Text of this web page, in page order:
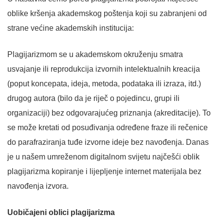
oblike kršenja akademskog poštenja koji su zabranjeni od
strane većine akademskih institucija:
Plagijarizmom se u akademskom okruženju smatra
usvajanje ili reprodukcija izvornih intelektualnih kreacija
(poput koncepata, ideja, metoda, podataka ili izraza, itd.)
drugog autora (bilo da je riječ o pojedincu, grupi ili
organizaciji) bez odgovarajućeg priznanja (akreditacije). To
se može kretati od posuđivanja određene fraze ili rečenice
do parafraziranja tuđe izvorne ideje bez navođenja. Danas
je u našem umreženom digitalnom svijetu najčešći oblik
plagijarizma kopiranje i lijepljenje internet materijala bez
navođenja izvora.
Uobičajeni oblici plagijarizma